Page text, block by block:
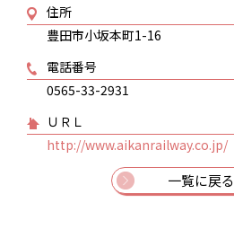
住所
豊田市小坂本町1-16
電話番号
0565-33-2931
ＵＲＬ
http://www.aikanrailway.co.jp/
一覧に戻る